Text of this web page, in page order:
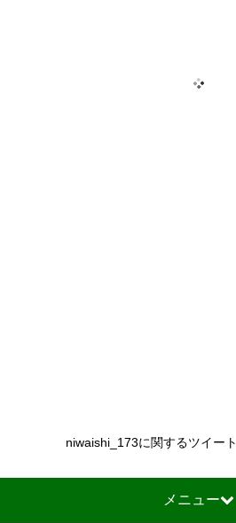
niwaishi_173に関するツイート
メニュー